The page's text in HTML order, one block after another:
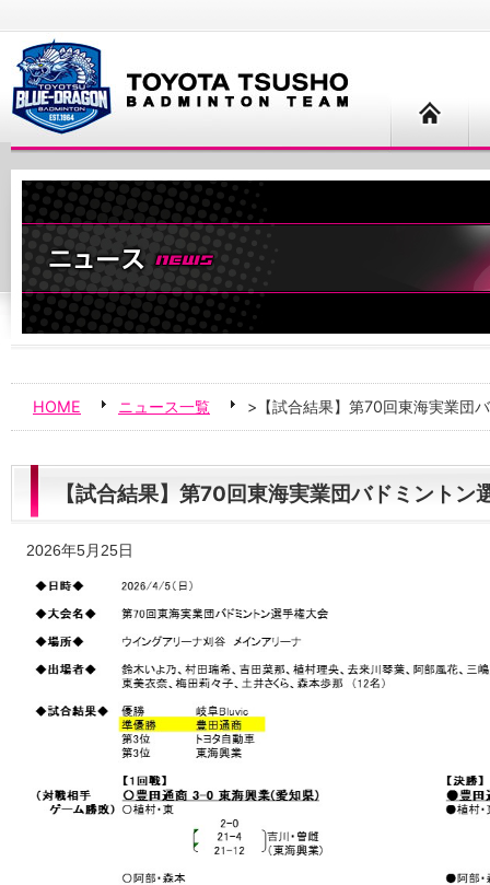
HOME ニュース一覧 >【試合結果】第70回東海実業団
【試合結果】第70回東海実業団バドミントン
2026年5月25日